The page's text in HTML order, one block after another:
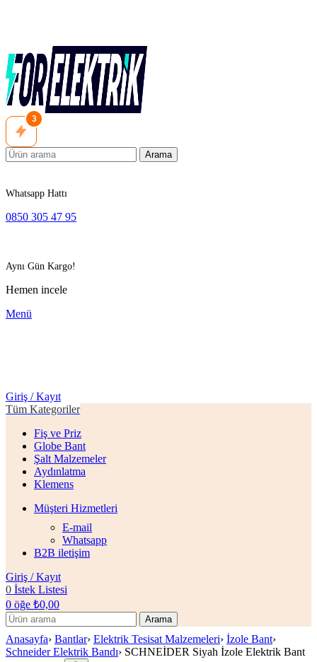
3
Arama
Whatsapp Hattı
0850 305 47 95
Aynı Gün Kargo!
Hemen incele
Menü
Giriş / Kayıt
Tüm Kategoriler
Fiş ve Priz
Globe Bant
Şalt Malzemeler
Aydınlatma
Klemens
Müşteri Hizmetleri
E-mail
Whatsapp
B2B iletişim
Giriş / Kayıt
0 İstek Listesi
0 öğe ₺0,00
Arama
Anasayfa› Bantlar› Elektrik Tesisat Malzemeleri› İzole Bant›
Schneider Elektrik Bandı› SCHNEİDER Siyah İzole Elektrik Bant